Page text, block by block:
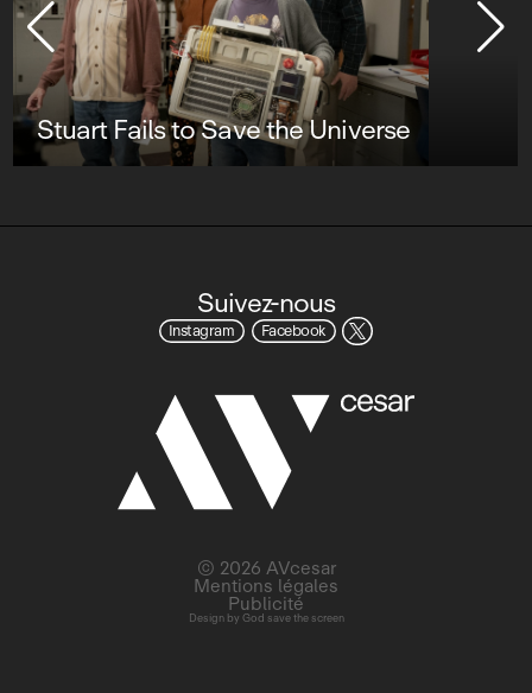
Stuart Fails to Save the Universe
Suivez-nous
Instagram Facebook
Design by God save the screen
© 2026 AVcesar
Mentions légales
Publicité